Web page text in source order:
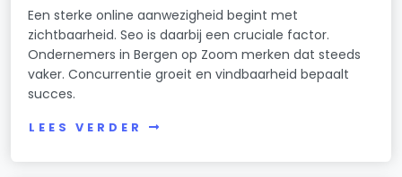
Een sterke online aanwezigheid begint met
zichtbaarheid. Seo is daarbij een cruciale factor.
Ondernemers in Bergen op Zoom merken dat steeds
vaker. Concurrentie groeit en vindbaarheid bepaalt
succes.
LEES VERDER